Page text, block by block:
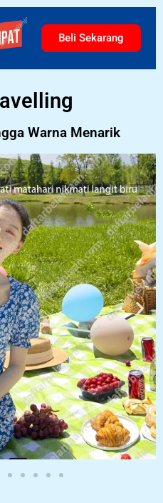
Beli Sekarang
Warna Menarik